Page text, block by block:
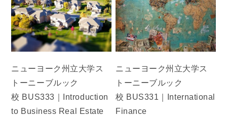
ニューヨーク州立大学ス
トーニーブルック
校 BUS333｜Introduction
to Business Real Estate
ニューヨーク州立大学ス
トーニーブルック
校 BUS331｜International
Finance